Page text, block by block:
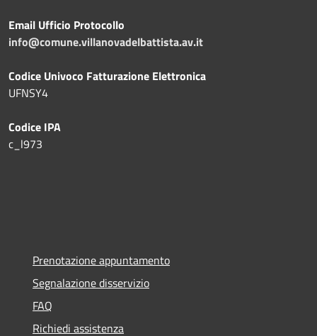
Email Ufficio Protocollo
info@comune.villanovadelbattista.av.it
Codice Univoco Fatturazione Elettronica
UFNSY4
Codice IPA
c_l973
Prenotazione appuntamento
Segnalazione disservizio
FAQ
Richiedi assistenza